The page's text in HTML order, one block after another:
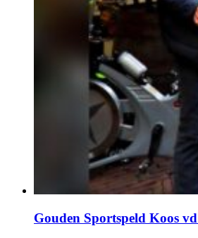
Gouden Sportspeld Koos